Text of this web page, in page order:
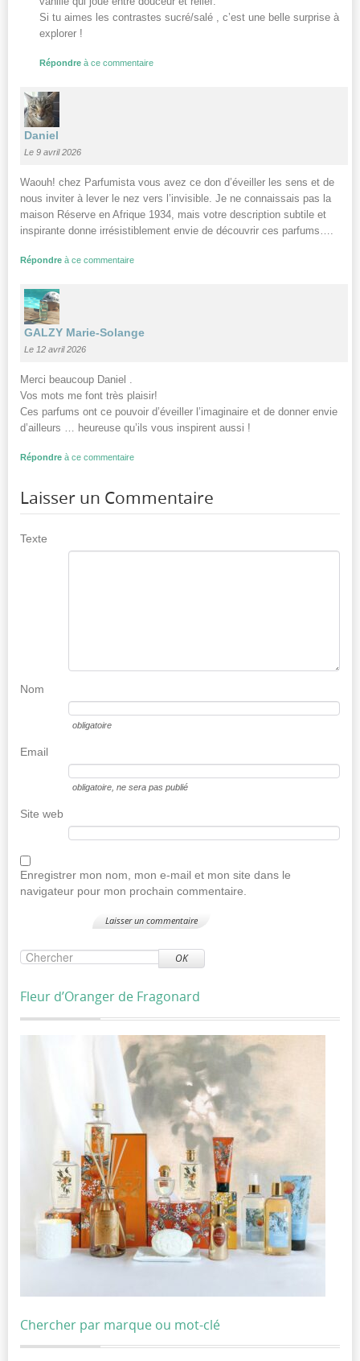
Si tu aimes les contrastes sucré/salé , c’est une belle surprise à
explorer !
Répondre à ce commentaire
Daniel
Le 9 avril 2026
Waouh! chez Parfumista vous avez ce don d’éveiller les sens et de
nous inviter à lever le nez vers l’invisible. Je ne connaissais pas la
maison Réserve en Afrique 1934, mais votre description subtile et
inspirante donne irrésistiblement envie de découvrir ces parfums….
Répondre à ce commentaire
GALZY Marie-Solange
Le 12 avril 2026
Merci beaucoup Daniel .
Vos mots me font très plaisir!
Ces parfums ont ce pouvoir d’éveiller l’imaginaire et de donner envie
d’ailleurs … heureuse qu’ils vous inspirent aussi !
Répondre à ce commentaire
Laisser un Commentaire
Texte
Nom
obligatoire
Email
obligatoire , ne sera pas publié
Site web
Enregistrer mon nom, mon e-mail et mon site dans le
navigateur pour mon prochain commentaire.
OK
Fleur d’Oranger de Fragonard
Chercher par marque ou mot-clé